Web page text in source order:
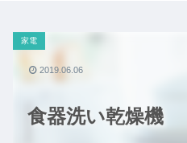
食器洗い乾燥機
家電
2019.06.06